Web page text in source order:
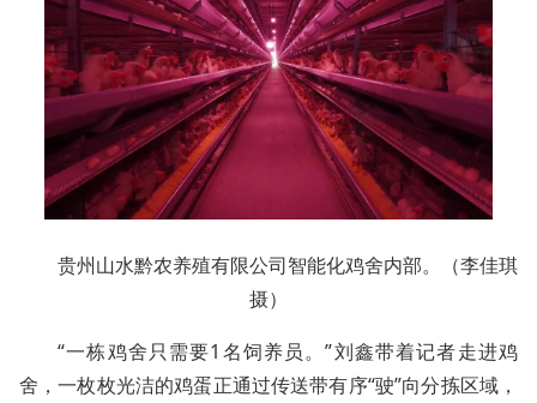
贵州山水黔农养殖有限公司智能化鸡舍内部。（李佳琪
摄）
“一栋鸡舍只需要1名饲养员。”刘鑫带着记者走进鸡
舍，一枚枚光洁的鸡蛋正通过传送带有序“驶”向分拣区域，